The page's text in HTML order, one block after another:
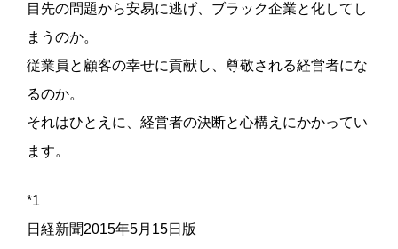
目先の問題から安易に逃げ、ブラック企業と化してし
まうのか。
従業員と顧客の幸せに貢献し、尊敬される経営者にな
るのか。
それはひとえに、経営者の決断と心構えにかかってい
ます。
*1
日経新聞2015年5月15日版